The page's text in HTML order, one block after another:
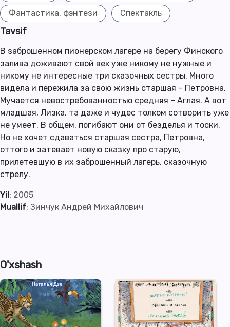
Фантастика, фэнтези Спектакль
Tavsif
В заброшенном пионерском лагере на берегу Финского
залива доживают свой век уже никому не нужные и
никому не интересные три сказочных сестры. Много
видела и пережила за свою жизнь старшая – Петровна.
Мучается невостребованностью средняя – Аглая. А вот
младшая, Лизка, та даже и чудес толком сотворить уже
не умеет. В общем, погибают они от безделья и тоски.
Но не хочет сдаваться старшая сестра, Петровна,
оттого и затевает новую сказку про старую,
прилетевшую в их заброшенный лагерь, сказочную
стрелу.
Yil: 2005
Muallif: Зинчук Андрей Михайлович
O'xshash